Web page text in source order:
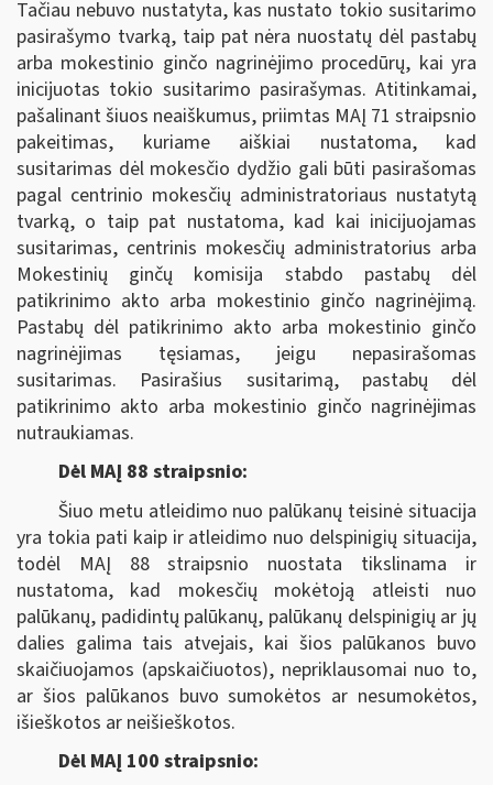
Tačiau nebuvo nustatyta, kas nustato tokio susitarimo
pasirašymo tvarką, taip pat nėra nuostatų dėl pastabų
arba mokestinio ginčo nagrinėjimo procedūrų, kai yra
inicijuotas tokio susitarimo pasirašymas. Atitinkamai,
pašalinant šiuos neaiškumus, priimtas MAĮ 71 straipsnio
pakeitimas, kuriame aiškiai nustatoma, kad
susitarimas dėl mokesčio dydžio gali būti pasirašomas
pagal centrinio mokesčių administratoriaus nustatytą
tvarką, o taip pat nustatoma, kad kai inicijuojamas
susitarimas, centrinis mokesčių administratorius arba
Mokestinių ginčų komisija stabdo pastabų dėl
patikrinimo akto arba mokestinio ginčo nagrinėjimą.
Pastabų dėl patikrinimo akto arba mokestinio ginčo
nagrinėjimas tęsiamas, jeigu nepasirašomas
susitarimas. Pasirašius susitarimą, pastabų dėl
patikrinimo akto arba mokestinio ginčo nagrinėjimas
nutraukiamas.
Dėl MAĮ 88 straipsnio:
Šiuo metu atleidimo nuo palūkanų teisinė situacija
yra tokia pati kaip ir atleidimo nuo delspinigių situacija,
todėl MAĮ 88 straipsnio nuostata tikslinama ir
nustatoma, kad mokesčių mokėtoją atleisti nuo
palūkanų, padidintų palūkanų, palūkanų delspinigių ar jų
dalies galima tais atvejais, kai šios palūkanos buvo
skaičiuojamos (apskaičiuotos), nepriklausomai nuo to,
ar šios palūkanos buvo sumokėtos ar nesumokėtos,
išieškotos ar neišieškotos.
Dėl MAĮ 100 straipsnio: